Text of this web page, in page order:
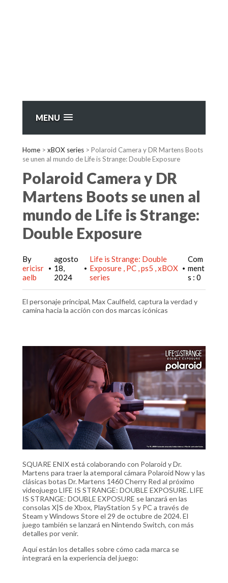
MENU
Home > xBOX series > Polaroid Camera y DR Martens Boots
se unen al mundo de Life is Strange: Double Exposure
Polaroid Camera y DR
Martens Boots se unen al
mundo de Life is Strange:
Double Exposure
By
ericisr
aelb
•
agosto
18,
2024
•
Life is Strange: Double
Exposure PC ps5 xBOX
series
•
Com
ment
s : 0
El personaje principal, Max Caulfield, captura la verdad y
camina hacia la acción con dos marcas icónicas
SQUARE ENIX está colaborando con Polaroid y Dr.
Martens para traer la atemporal cámara Polaroid Now y las
clásicas botas Dr. Martens 1460 Cherry Red al próximo
videojuego LIFE IS STRANGE: DOUBLE EXPOSURE. LIFE
IS STRANGE: DOUBLE EXPOSURE se lanzará en las
consolas X|S de Xbox, PlayStation 5 y PC a través de
Steam y Windows Store el 29 de octubre de 2024. El
juego también se lanzará en Nintendo Switch, con más
detalles por venir.
Aquí están los detalles sobre cómo cada marca se
integrará en la experiencia del juego: